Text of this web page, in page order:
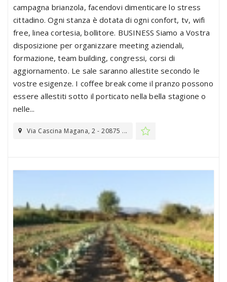
campagna brianzola, facendovi dimenticare lo stress
cittadino. Ogni stanza è dotata di ogni confort, tv, wifi
free, linea cortesia, bollitore. BUSINESS Siamo a Vostra
disposizione per organizzare meeting aziendali,
formazione, team building, congressi, corsi di
aggiornamento. Le sale saranno allestite secondo le
vostre esigenze. I coffee break come il pranzo possono
essere allestiti sotto il porticato nella bella stagione o
nelle...
Via Cascina Magana, 2 - 20875 ...